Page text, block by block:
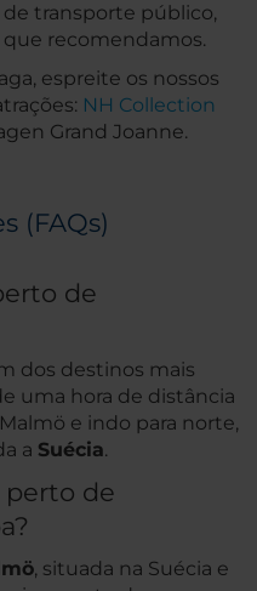
transporte público,
que recomendamos.
espreite os nossos
NH Collection
Grand Joanne.
(FAQs)
de
dos destinos mais
uma hora de distância
e indo para norte,
a Suécia.
perto de
, situada na Suécia e